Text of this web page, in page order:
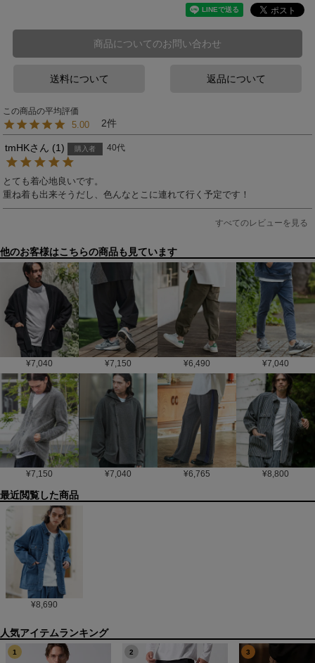
商品についてのお問い合わせ
送料について 返品について
5.00 2
tmHK 1 購入者 40代
とても着心地良いです。
重ね着も出来そうだし、色んなとこに連れて行く予定です！
すべてのレビューを見る
他のお客様はこちらの商品も見ています
¥7,040 ¥7,150 ¥6,490 ¥7,040
¥7,150 ¥7,040 ¥6,765 ¥8,800
最近閲覧した商品
¥8,690
1 2 3